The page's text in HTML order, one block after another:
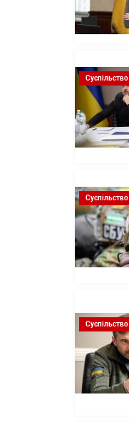
Суспільство
Суспільство
Суспільство